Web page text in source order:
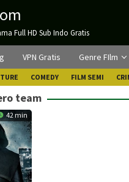
Full HD Sub Indo Gratis
VPN Gratis Genre FIlm
COMEDY FILM SEMI
team
42 min